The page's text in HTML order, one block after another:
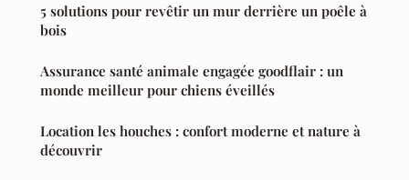
5 solutions pour revêtir un mur derrière un poêle à
bois
Assurance santé animale engagée goodflair : un
monde meilleur pour chiens éveillés
Location les houches : confort moderne et nature à
découvrir